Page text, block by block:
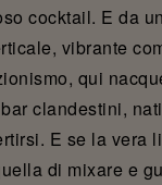
cocktail. E da
vibrante
qui
clandestini,
E se la vera
di mixare e